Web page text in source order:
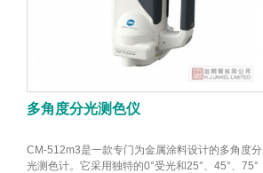
多角度分光测色仪
CM-512m3是一款专门为金属涂料设计的多角度分
光测色计。它采用独特的0°受光和25°、45°、75°